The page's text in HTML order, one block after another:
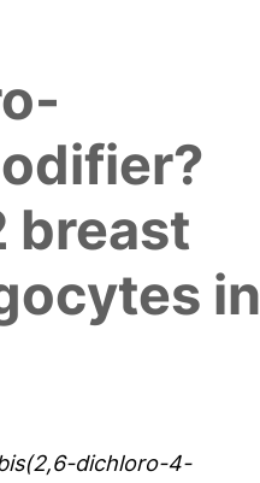
breast
in
dichloro-4-